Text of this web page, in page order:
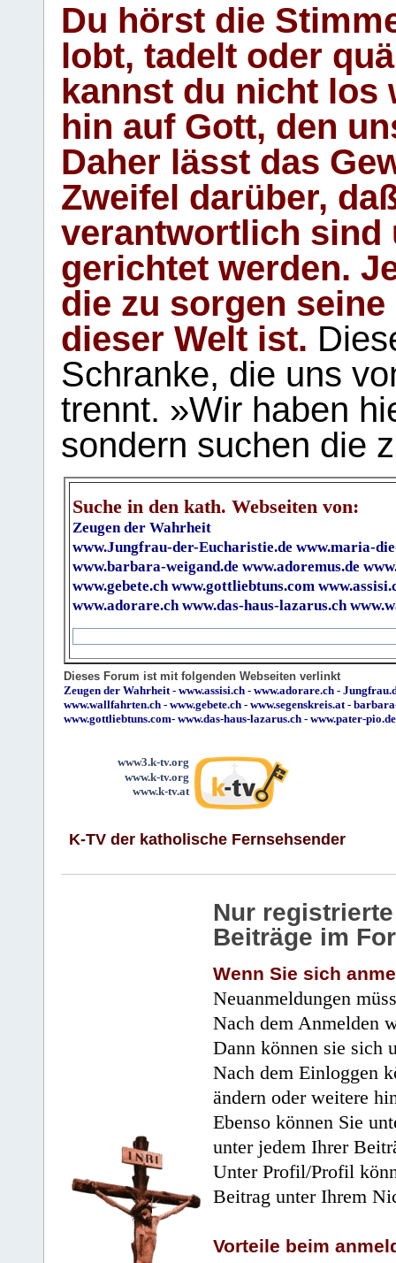
Du hörst die
lobt, tadelt oder
kannst du nicht los
hin auf Gott, den
Daher lässt das
Zweifel darüber,
verantwortlich sind
gerichtet werden.
die zu sorgen
dieser Welt ist.
Schranke, die uns
trennt. »Wir haben
sondern suchen die
Suche in den kath. Webseiten von:
Zeugen der Wahrheit
www.Jungfrau-der-Eucharistie.de www.maria-
www.barbara-weigand.de www.adoremus.de
www.gebete.ch www.gottliebtuns.com
www.adorare.ch www.das-haus-lazarus.ch
Dieses Forum ist mit folgenden Webseiten verlinkt
Zeugen der Wahrheit- www.assisi.ch - www.adorare.ch -
www.wallfahrten.ch - www.gebete.ch - www.segenskreis.at-
www.gottliebtuns.com- www.das-haus-lazarus.ch - www.pater-pio.de
www3.k-tv.org
www.k-tv.org
www.k-tv.at
K-TV der katholische Fernsehsender
Nur
Beiträge im
Wenn Sie sich
Neuanmeldungen
Nach dem Anmelden
Dann können sie sich
Nach dem Einloggen
ändern oder weitere
Ebenso können Sie
unter jedem Ihrer
Unter Profil/Profil
Beitrag unter Ihrem
Vorteile beim